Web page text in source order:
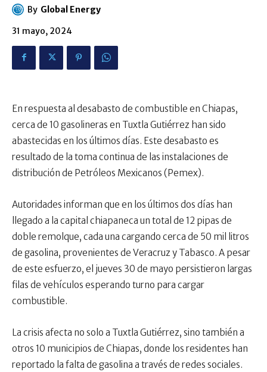
By Global Energy
31 mayo, 2024
En respuesta al desabasto de combustible en Chiapas,
cerca de 10 gasolineras en Tuxtla Gutiérrez han sido
abastecidas en los últimos días. Este desabasto es
resultado de la toma continua de las instalaciones de
distribución de Petróleos Mexicanos (Pemex).
Autoridades informan que en los últimos dos días han
llegado a la capital chiapaneca un total de 12 pipas de
doble remolque, cada una cargando cerca de 50 mil litros
de gasolina, provenientes de Veracruz y Tabasco. A pesar
de este esfuerzo, el jueves 30 de mayo persistieron largas
filas de vehículos esperando turno para cargar
combustible.
La crisis afecta no solo a Tuxtla Gutiérrez, sino también a
otros 10 municipios de Chiapas, donde los residentes han
reportado la falta de gasolina a través de redes sociales.